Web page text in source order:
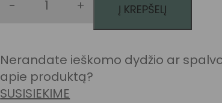
produkto kiekis: POKEBOO
- + Į KREPŠELĮ
Nerandate ieškomo dydžio ar
apie produktą?
SUSISIEKIME